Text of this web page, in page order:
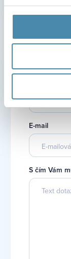
E-mail
S čím Vám